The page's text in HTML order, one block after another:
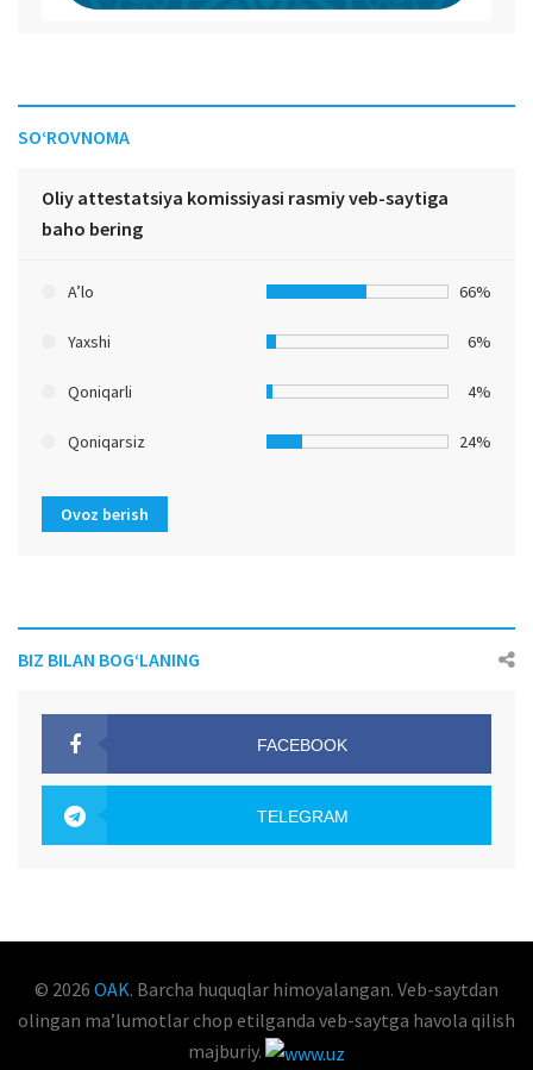
SO‘ROVNOMA
Oliy attestatsiya komissiyasi rasmiy veb-saytiga
baho bering
A’lo 66%
Yaxshi 6%
Qoniqarli 4%
Qoniqarsiz 24%
Ovoz berish
BIZ BILAN BOG‘LANING
FACEBOOK
TELEGRAM
© 2026 OAK. Barcha huquqlar himoyalangan. Veb-saytdan
olingan maʼlumotlar chop etilganda veb-saytga havola qilish
majburiy.